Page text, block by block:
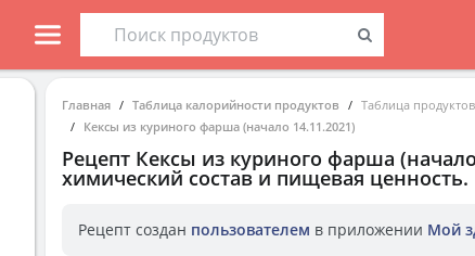
Главная Таблица калорийности продуктов
Таблица
Кексы из куриного фарша (начало 14.11.2021)
Рецепт Кексы из куриного фарша
химический состав и пищевая ценность.
Рецепт создан пользователем в приложении Мой